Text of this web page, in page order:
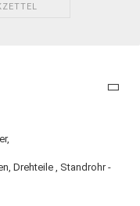
Drehteile , Standrohr -